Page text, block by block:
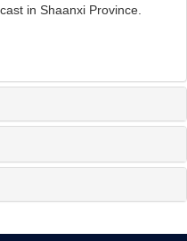
in Shaanxi Province.